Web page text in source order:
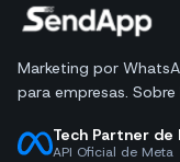
Marketing por
para empresas.
Tech Partner de
API Oficial de Meta